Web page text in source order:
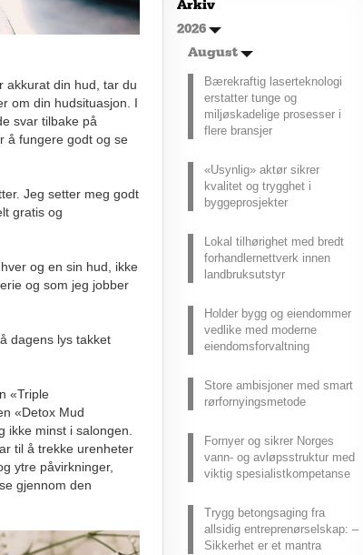
akkurat din hud, tar du
om din hudsituasjon. I
svar tilbake på
å fungere godt og se
Jeg setter meg godt
gratis og
og en sin hud, ikke
og som jeg jobber
dagens lys takket
«Triple
«Detox Mud
ikke minst i salongen.
til å trekke urenheter
ytre påvirkninger,
gjennom den
Elbiler (EV) representerer
fremtiden for transport, men deres
effektivitet under utfordrende
utfordring.
Arkiv
2026
August
Bærekraftig laserteknologi
erstatter tunge og
miljøskadelige prosesser i
flere bransjer
«Usynlig» aktør sikrer
kvalitet og trygghet i
byggeprosjekter
Lokal tilhørighet med bredt
forhandlernettverk innen
landbruksutstyr
Holder bygg og eiendommer
vedlike med moderne
eiendomsforvaltning
Store ambisjoner med smart
rørfornyingsmetode
Fornyer og sikrer Norges
vann- og avløpsstruktur med
viktig spesialistkompetanse
Trygg betongsaging fra
allsidig entreprenørselskap: –
Sikkerhet er et mantra